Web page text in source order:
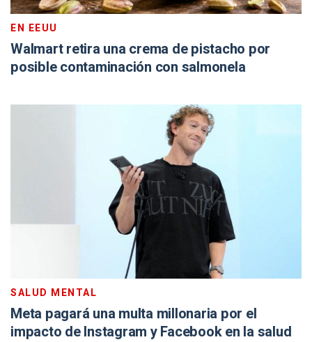
EN EEUU
Walmart retira una crema de pistacho por
posible contaminación con salmonela
SALUD MENTAL
Meta pagará una multa millonaria por el
impacto de Instagram y Facebook en la salud